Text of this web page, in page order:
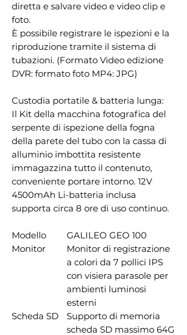
diretta e salvare video e video clip e
foto.
È possibile registrare le ispezioni e la
riproduzione tramite il sistema di
tubazioni. (Formato Video edizione
DVR: formato foto MP4: JPG)
Custodia portatile & batteria lunga:
Il Kit della macchina fotografica del
serpente di ispezione della fogna
della parete del tubo con la cassa di
alluminio imbottita resistente
immagazzina tutto il contenuto,
conveniente portare intorno. 12V
4500mAh Li-batteria inclusa
supporta circa 8 ore di uso continuo.
Modello
GALILEO GEO 100
Monitor
Monitor di registrazione
a colori da 7 pollici IPS
con visiera parasole per
ambienti luminosi
esterni
Scheda SD
Supporto di memoria
scheda SD massimo 64G